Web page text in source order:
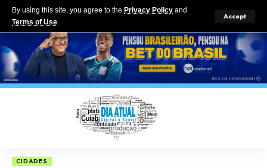
By using this site, you agree to the Privacy Policy and
Terms of Use.
Accept
CIDADES